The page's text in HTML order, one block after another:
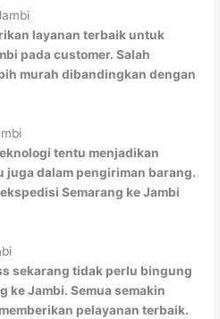
layanan terbaik untuk
pada customer. Salah
murah dibandingkan dengan
tentu menjadikan
juga dalam pengiriman barang.
Semarang ke Jambi
sekarang tidak perlu bingung
ke Jambi. Semua semakin
pelayanan terbaik.